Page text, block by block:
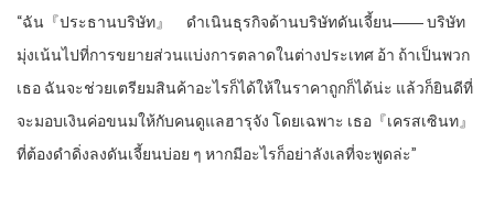
“ฉัน『ประธานบริษัท』 ดำเนินธุรกิจด้านบริษัทดันเจี้ยน―― บริษัท
มุ่งเน้นไปที่การขยายส่วนแบ่งการตลาดในต่างประเทศ อ้า ถ้าเป็นพวก
เธอ ฉันจะช่วยเตรียมสินค้าอะไรก็ได้ให้ในราคาถูกก็ได้น่ะ แล้วก็ยินดีที่
จะมอบเงินค่อขนมให้กับคนดูแลฮารุจัง โดยเฉพาะ เธอ『เครสเซินท』
ที่ต้องดำดิ่งลงดันเจี้ยนบ่อย ๆ หากมีอะไรก็อย่าลังเลที่จะพูดล่ะ”